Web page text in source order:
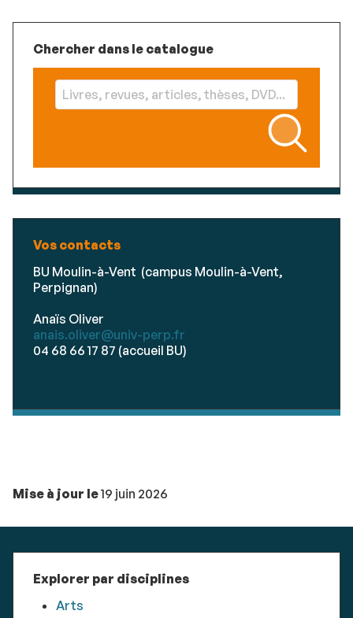
Chercher dans le catalogue
Vos contacts
BU Moulin-à-Vent (campus Moulin-à-Vent,
Perpignan)
Anaïs Oliver
anais.oliver@univ-perp.fr
04 68 66 17 87 (accueil BU)
Mise à jour le19 juin 2026
Explorer par disciplines
Arts